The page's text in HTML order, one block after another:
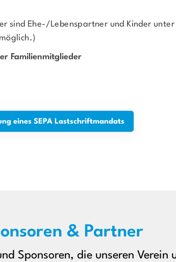
sind Ehe-/Lebenspartner und Kinder
Familienmitglieder
& Partner
Sponsoren, die unseren Verein